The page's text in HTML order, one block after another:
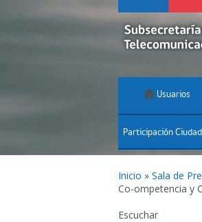
Usuarios
Participación
Inicio » Sala de
Co-ompetencia y
Escuchar